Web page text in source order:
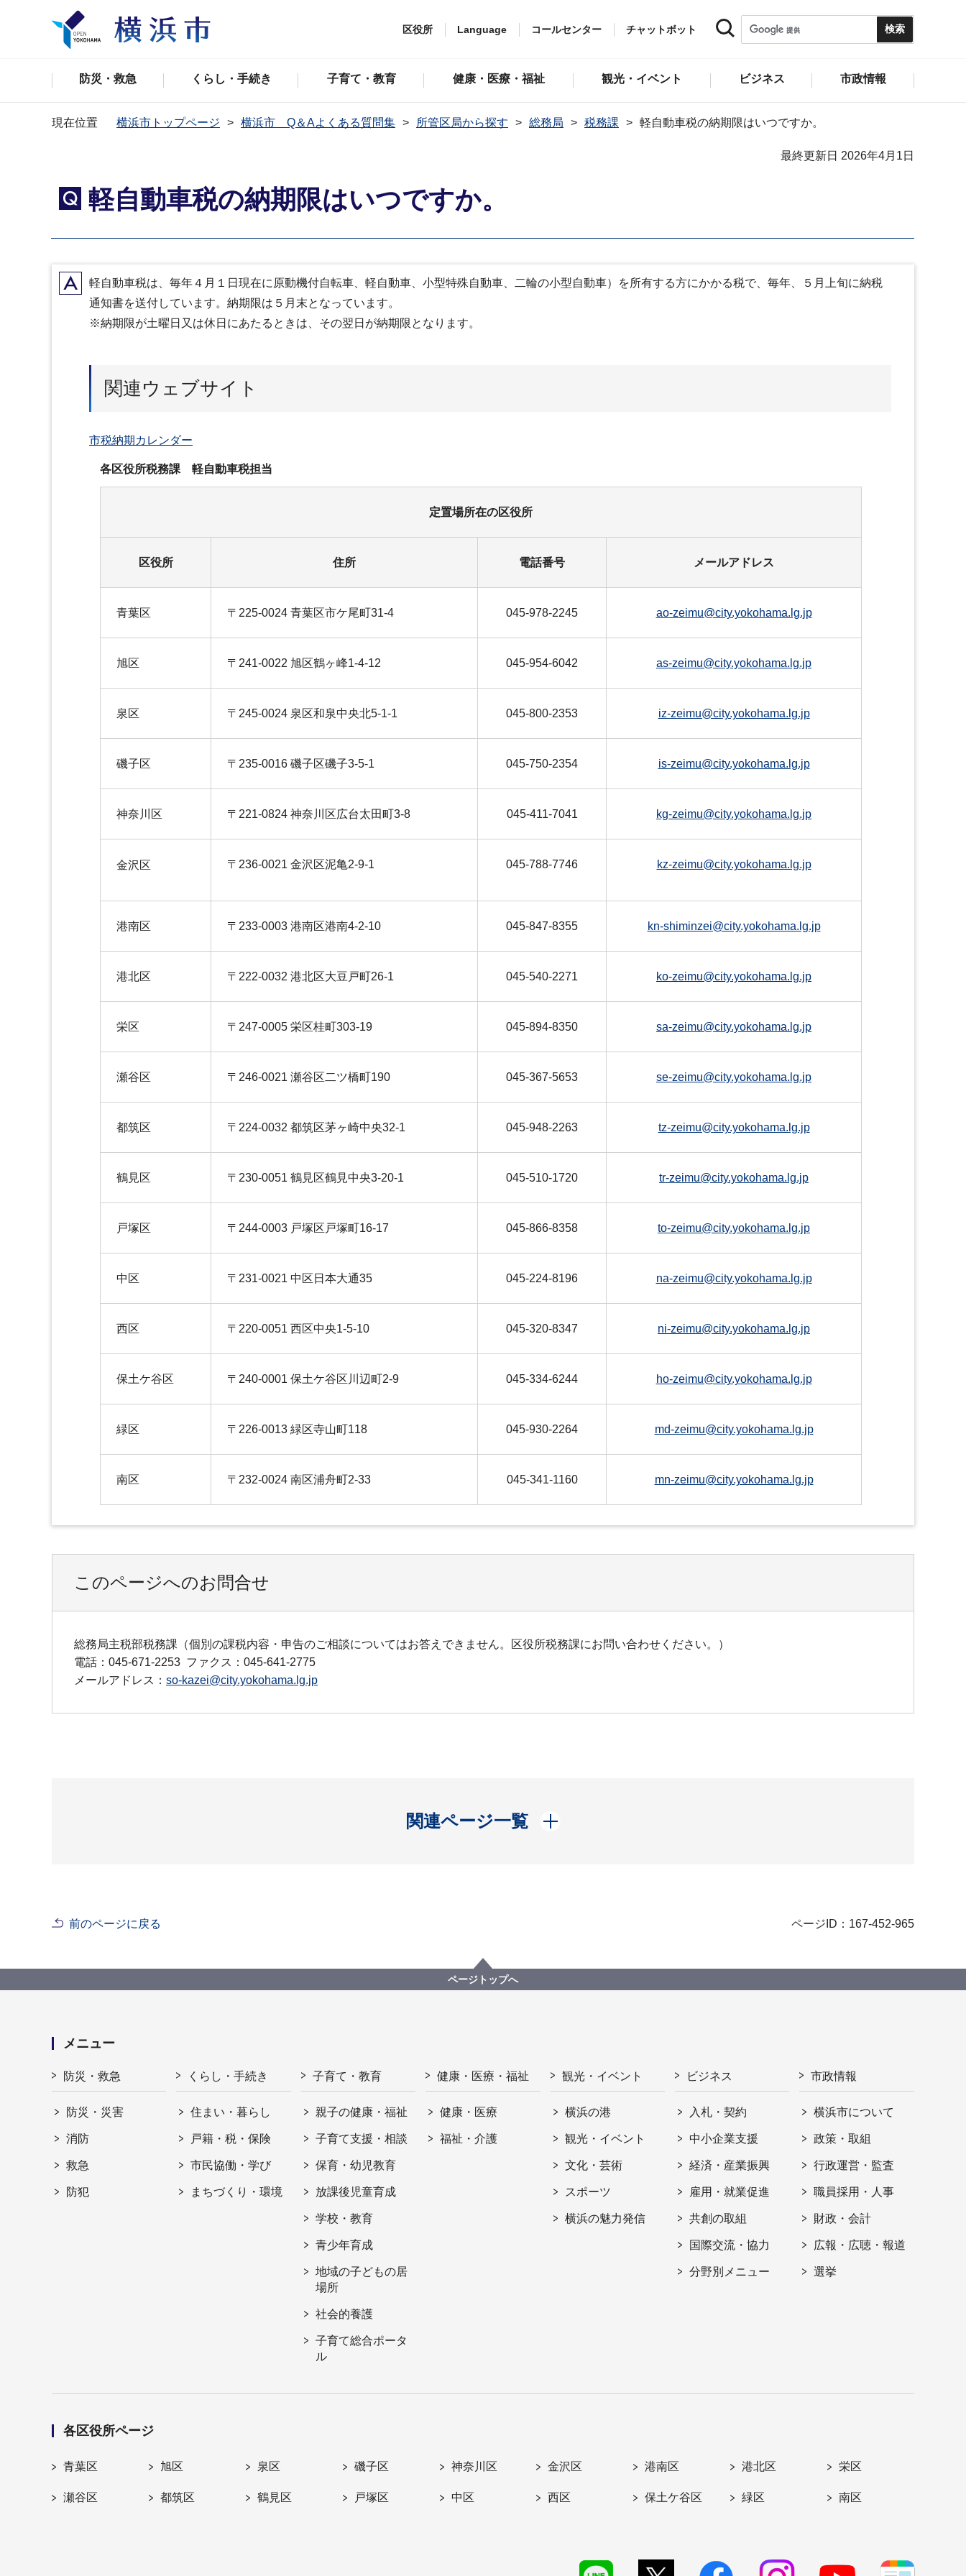
区役所 Language コールセンター チャットボット
防災・救急 くらし・手続き 子育て・教育 健康・医療・福祉 観光・イベント ビジネス 市政情報
現在位置 横浜市トップページ 横浜市 Q＆Aよくある質問集 所管区局から探す 総務局 税務課 軽自動車税の納期限はいつですか。
最終更新日 2026年4月1日
Q 軽自動車税の納期限はいつですか。
A軽自動車税は、毎年４月１日現在に原動機付自転車、軽自動車、小型特殊自動車、二輪の小型自動車）を所有する方にかかる税で、毎年、５月上旬に納税
通知書を送付しています。納期限は５月末となっています。
※納期限が土曜日又は休日にあたるときは、その翌日が納期限となります。
関連ウェブサイト
市税納期カレンダー
各区役所税務課 軽自動車税担当
定置場所在の区役所
区役所 住所 電話番号 メールアドレス
青葉区 〒225-0024 青葉区市ケ尾町31-4 045-978-2245 ao-zeimu@city.yokohama.lg.jp
旭区 〒241-0022 旭区鶴ヶ峰1-4-12 045-954-6042 as-zeimu@city.yokohama.lg.jp
泉区 〒245-0024 泉区和泉中央北5-1-1 045-800-2353 iz-zeimu@city.yokohama.lg.jp
磯子区 〒235-0016 磯子区磯子3-5-1 045-750-2354 is-zeimu@city.yokohama.lg.jp
神奈川区 〒221-0824 神奈川区広台太田町3-8 045-411-7041 kg-zeimu@city.yokohama.lg.jp
金沢区 〒236-0021 金沢区泥亀2-9-1 045-788-7746 kz-zeimu@city.yokohama.lg.jp
港南区 〒233-0003 港南区港南4-2-10 045-847-8355 kn-shiminzei@city.yokohama.lg.jp
港北区 〒222-0032 港北区大豆戸町26-1 045-540-2271 ko-zeimu@city.yokohama.lg.jp
栄区 〒247-0005 栄区桂町303-19 045-894-8350 sa-zeimu@city.yokohama.lg.jp
瀬谷区 〒246-0021 瀬谷区二ツ橋町190 045-367-5653 se-zeimu@city.yokohama.lg.jp
都筑区 〒224-0032 都筑区茅ヶ崎中央32-1 045-948-2263 tz-zeimu@city.yokohama.lg.jp
鶴見区 〒230-0051 鶴見区鶴見中央3-20-1 045-510-1720 tr-zeimu@city.yokohama.lg.jp
戸塚区 〒244-0003 戸塚区戸塚町16-17 045-866-8358 to-zeimu@city.yokohama.lg.jp
中区 〒231-0021 中区日本大通35 045-224-8196 na-zeimu@city.yokohama.lg.jp
西区 〒220-0051 西区中央1-5-10 045-320-8347 ni-zeimu@city.yokohama.lg.jp
保土ケ谷区 〒240-0001 保土ケ谷区川辺町2-9 045-334-6244 ho-zeimu@city.yokohama.lg.jp
緑区 〒226-0013 緑区寺山町118 045-930-2264 md-zeimu@city.yokohama.lg.jp
南区 〒232-0024 南区浦舟町2-33 045-341-1160 mn-zeimu@city.yokohama.lg.jp
このページへのお問合せ
総務局主税部税務課（個別の課税内容・申告のご相談についてはお答えできません。区役所税務課にお問い合わせください。）
電話：045-671-2253 ファクス：045-641-2775
メールアドレス： so-kazei@city.yokohama.lg.jp
関連ページ一覧
開く
前のページに戻る ページID：167-452-965
ページトップへ
メニュー
防災・救急
防災・災害
消防
救急
防犯
くらし・手続き
住まい・暮らし
戸籍・税・保険
市民協働・学び
まちづくり・環境
子育て・教育
親子の健康・福祉
子育て支援・相談
保育・幼児教育
放課後児童育成
学校・教育
青少年育成
地域の子どもの居
場所
社会的養護
子育て総合ポータ
ル
健康・医療・福祉
健康・医療
福祉・介護
観光・イベント
横浜の港
観光・イベント
文化・芸術
スポーツ
横浜の魅力発信
ビジネス
入札・契約
中小企業支援
経済・産業振興
雇用・就業促進
共創の取組
国際交流・協力
分野別メニュー
市政情報
横浜市について
政策・取組
行政運営・監査
職員採用・人事
財政・会計
広報・広聴・報道
選挙
各区役所ページ
青葉区 旭区 泉区 磯子区 神奈川区 金沢区 港南区 港北区 栄区
瀬谷区 都筑区 鶴見区 戸塚区 中区 西区 保土ケ谷区 緑区 南区